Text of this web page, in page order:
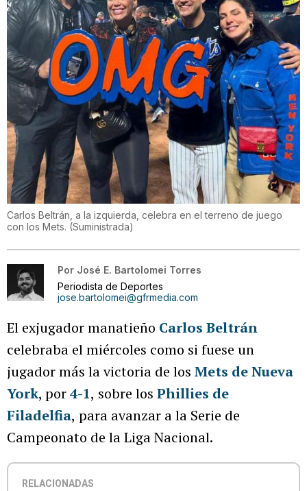
Carlos Beltrán, a la izquierda, celebra en el terreno de juego
con los Mets. (Suministrada)
Por José E. Bartolomei Torres
Periodista de Deportes
jose.bartolomei@gfrmedia.com
El exjugador manatieño Carlos Beltrán
celebraba el miércoles como si fuese un
jugador más la victoria de los Mets de Nueva
York, por4-1, sobre los Phillies de
Filadelfia, para avanzar a la Serie de
Campeonato de la Liga Nacional.
RELACIONADAS